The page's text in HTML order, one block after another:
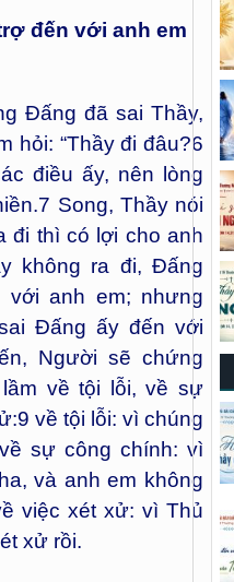
đến với anh em
Đấng đã sai Thầy,
hỏi: “Thầy đi đâu?6
điều ấy, nên lòng
7 Song, Thầy nói
đi thì có lợi cho anh
không ra đi, Đấng
với anh em; nhưng
Đấng ấy đến với
Người sẽ chứng
về tội lỗi, về sự
9 về tội lỗi: vì chúng
về sự công chính: vì
và anh em không
việc xét xử: vì Thủ
xử rồi.